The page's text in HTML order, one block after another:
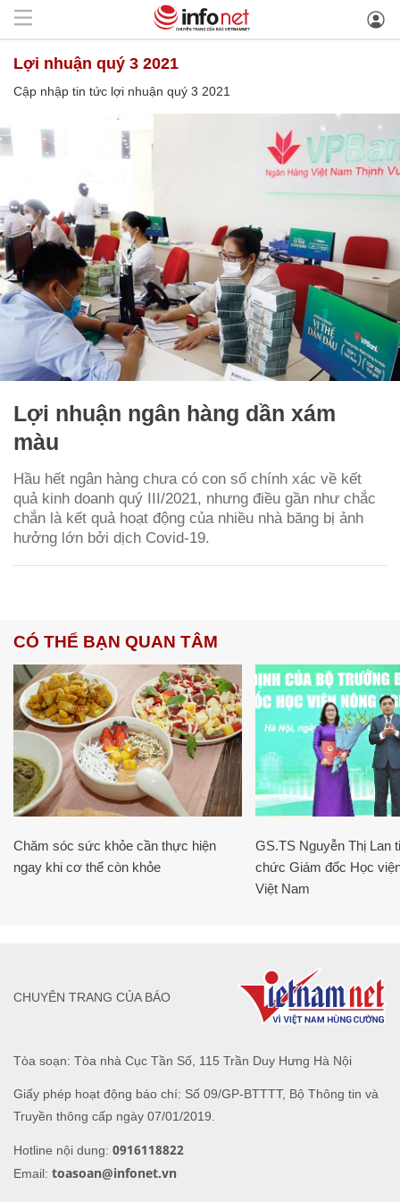
lợi nhuận quý 3 2021
Cập nhập tin tức lợi nhuận quý 3 2021
Lợi nhuận ngân hàng dần xám
màu
Hầu hết ngân hàng chưa có con số chính xác về kết
quả kinh doanh quý III/2021, nhưng điều gần như chắc
chắn là kết quả hoạt động của nhiều nhà băng bị ảnh
hưởng lớn bởi dịch Covid-19.
CÓ THỂ BẠN QUAN TÂM
Chăm sóc sức khỏe cần thực hiện
ngay khi cơ thể còn khỏe
GS.TS Nguyễn Thị Lan
chức Giám đốc Học
Việt Nam
Tòa soạn: Tòa nhà Cục Tần Số, 115 Trần Duy Hưng Hà Nội
Giấy phép hoạt động báo chí: Số 09/GP-BTTTT, Bộ Thông tin và
Truyền thông cấp ngày 07/01/2019.
Hotline nội dung: 0916118822
Email: toasoan@infonet.vn
CHUYÊN TRANG CỦA BÁO